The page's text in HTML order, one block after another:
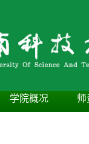
学院概况 师